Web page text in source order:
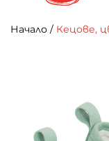
Начало / Кецове,